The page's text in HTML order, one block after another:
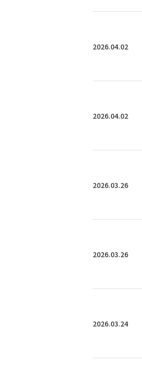
2026.04.02
2026.04.02
2026.03.26
2026.03.26
2026.03.24